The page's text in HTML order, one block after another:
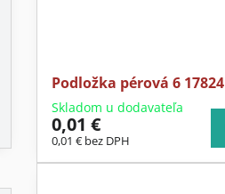
Podložka pérová 6 17824
Skladom u dodavateľa
0,01 €
0,01 € bez DPH